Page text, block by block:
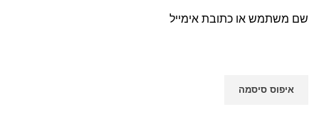
שם משתמש או כתובת אימייל
איפוס סיסמה